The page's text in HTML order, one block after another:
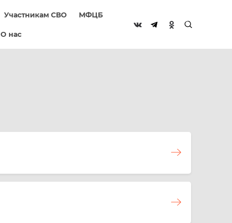
Участникам СВО МФЦБ
О нас